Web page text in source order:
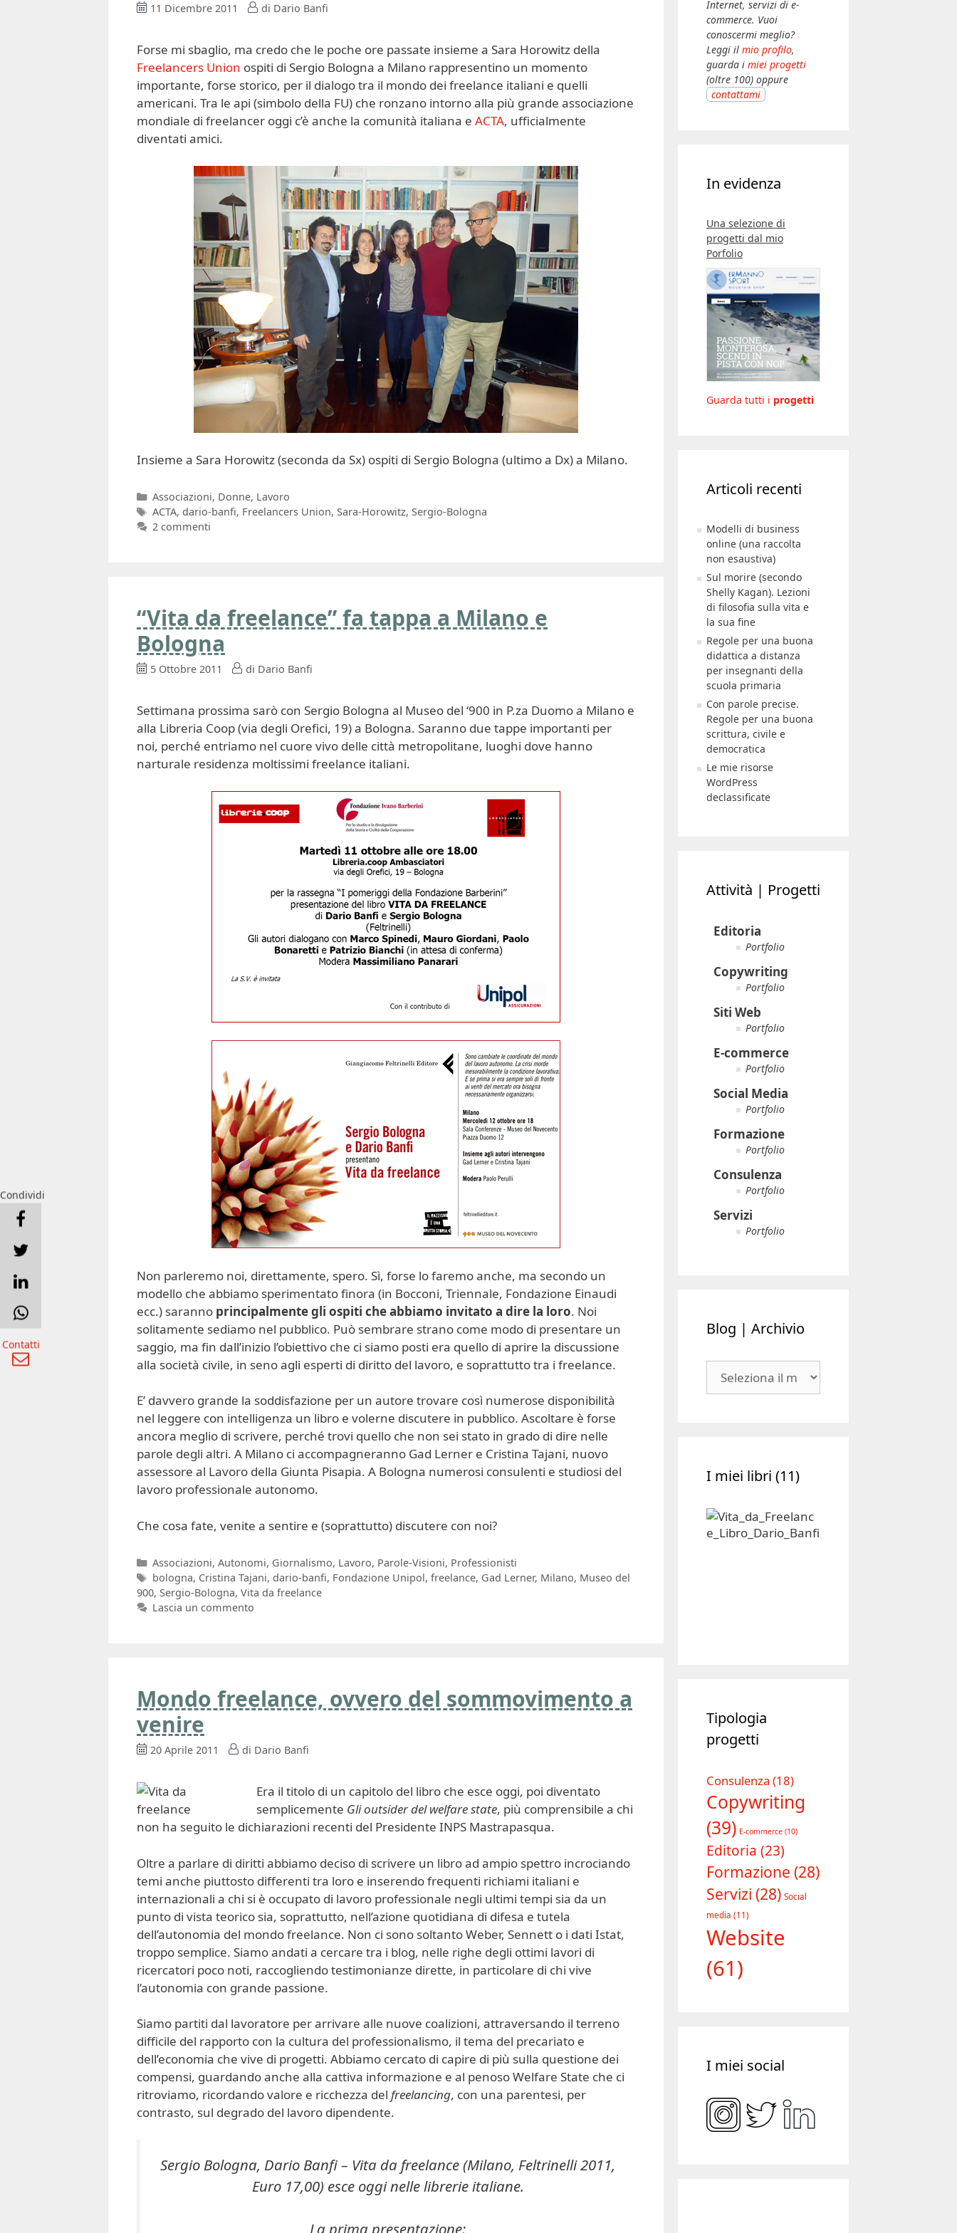
11 Dicembre 2011 di Dario Banfi
Forse mi sbaglio, ma credo che le poche ore passate insieme a Sara Horowitz della
Freelancers Union ospiti di Sergio Bologna a Milano rappresentino un momento
importante, forse storico, per il dialogo tra il mondo dei freelance italiani e quelli
americani. Tra le api (simbolo della FU) che ronzano intorno alla più grande associazione
mondiale di freelancer oggi c’è anche la comunità italiana e ACTA, ufficialmente
diventati amici.
Insieme a Sara Horowitz (seconda da Sx) ospiti di Sergio Bologna (ultimo a Dx) a Milano.
Categorie
Associazioni, Donne, Lavoro
Tag
ACTA, dario-banfi, Freelancers Union, Sara-Horowitz, Sergio-Bologna
2 commenti
“Vita da freelance” fa tappa a Milano e
Bologna
5 Ottobre 2011 di Dario Banfi
Settimana prossima sarò con Sergio Bologna al Museo del ‘900 in P.za Duomo a Milano e
alla Libreria Coop (via degli Orefici, 19) a Bologna. Saranno due tappe importanti per
noi, perché entriamo nel cuore vivo delle città metropolitane, luoghi dove hanno
narturale residenza moltissimi freelance italiani.
Non parleremo noi, direttamente, spero. Sì, forse lo faremo anche, ma secondo un
modello che abbiamo sperimentato finora (in Bocconi, Triennale, Fondazione Einaudi
ecc.) saranno principalmente gli ospiti che abbiamo invitato a dire la loro. Noi
solitamente sediamo nel pubblico. Può sembrare strano come modo di presentare un
saggio, ma fin dall’inizio l’obiettivo che ci siamo posti era quello di aprire la discussione
alla società civile, in seno agli esperti di diritto del lavoro, e soprattutto tra i freelance.
E’ davvero grande la soddisfazione per un autore trovare così numerose disponibilità
nel leggere con intelligenza un libro e volerne discutere in pubblico. Ascoltare è forse
ancora meglio di scrivere, perché trovi quello che non sei stato in grado di dire nelle
parole degli altri. A Milano ci accompagneranno Gad Lerner e Cristina Tajani, nuovo
assessore al Lavoro della Giunta Pisapia. A Bologna numerosi consulenti e studiosi del
lavoro professionale autonomo.
Che cosa fate, venite a sentire e (soprattutto) discutere con noi?
Categorie
Associazioni, Autonomi, Giornalismo, Lavoro, Parole-Visioni, Professionisti
Tag
bologna, Cristina Tajani, dario-banfi, Fondazione Unipol, freelance, Gad Lerner, Milano, Museo del
900, Sergio-Bologna, Vita da freelance
Lascia un commento
Mondo freelance, ovvero del sommovimento a
venire
20 Aprile 2011 di Dario Banfi
Era il titolo di un capitolo del libro che esce oggi, poi diventato
semplicemente Gli outsider del welfare state, più comprensibile a chi
non ha seguito le dichiarazioni recenti del Presidente INPS Mastrapasqua.
Oltre a parlare di diritti abbiamo deciso di scrivere un libro ad ampio spettro incrociando
temi anche piuttosto differenti tra loro e inserendo frequenti richiami italiani e
internazionali a chi si è occupato di lavoro professionale negli ultimi tempi sia da un
punto di vista teorico sia, soprattutto, nell’azione quotidiana di difesa e tutela
dell’autonomia del mondo freelance. Non ci sono soltanto Weber, Sennett o i dati Istat,
troppo semplice. Siamo andati a cercare tra i blog, nelle righe degli ottimi lavori di
ricercatori poco noti, raccogliendo testimonianze dirette, in particolare di chi vive
l’autonomia con grande passione.
Siamo partiti dal lavoratore per arrivare alle nuove coalizioni, attraversando il terreno
difficile del rapporto con la cultura del professionalismo, il tema del precariato e
dell’economia che vive di progetti. Abbiamo cercato di capire di più sulla questione dei
compensi, guardando anche alla cattiva informazione e al penoso Welfare State che ci
ritroviamo, ricordando valore e ricchezza del freelancing, con una parentesi, per
contrasto, sul degrado del lavoro dipendente.
Sergio Bologna, Dario Banfi – Vita da freelance(Milano, Feltrinelli 2011,
Euro 17,00) esce oggi nelle librerie italiane.
La prima presentazione:
Internet, servizi di e-
commerce. Vuoi
conoscermi meglio?
Leggi il mio profilo,
guarda i miei progetti
(oltre 100) oppure
contattami
In evidenza
Una selezione di
progetti dal mio
Porfolio
Guarda tutti i progetti
Articoli recenti
Modelli di business
online (una raccolta
non esaustiva)
Sul morire (secondo
Shelly Kagan). Lezioni
di filosofia sulla vita e
la sua fine
Regole per una buona
didattica a distanza
per insegnanti della
scuola primaria
Con parole precise.
Regole per una buona
scrittura, civile e
democratica
Le mie risorse
WordPress
declassificate
Attività | Progetti
Editoria
Portfolio
Copywriting
Portfolio
Siti Web
Portfolio
E-commerce
Portfolio
Social Media
Portfolio
Formazione
Portfolio
Consulenza
Portfolio
Servizi
Portfolio
Blog | Archivio
I miei libri (11)
Tipologia
progetti
Consulenza (18)
Copywriting
(39)
E-commerce (10)
Editoria(23)
Formazione(28)
Servizi
(28)
media(11)
Website
I miei social
Condividi
Contatti